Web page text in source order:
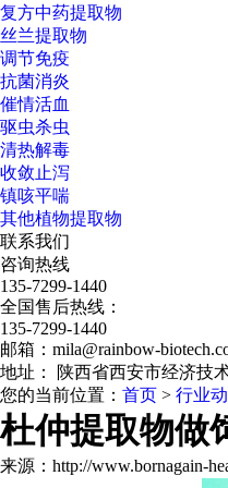
复方中药提取物
丝兰提取物
调节免疫
抗菌消炎
催情活血
驱虫杀虫
清热解毒
收敛止泻
镇咳平喘
其他植物提取物
联系我们
咨询热线
135-7299-1440
全国售后热线：
135-7299-1440
邮箱：mila@rainbow-
地址： 陕西省西安市经济技
您的当前位置： 首页 > 行业
杜仲提取物做
来源：http://www.bornagain-